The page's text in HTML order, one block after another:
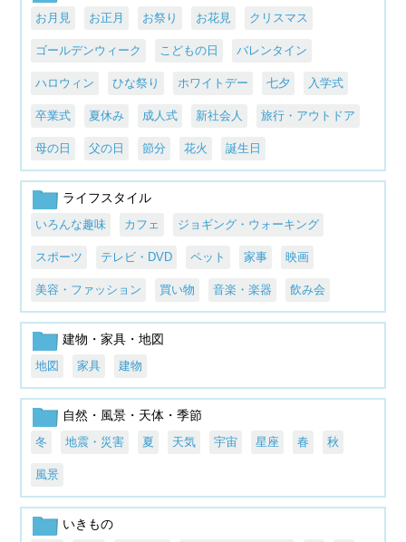
お月見 お正月 お祭り お花見 クリスマス
ゴールデンウィーク こどもの日 バレンタイン
ハロウィン ひな祭り ホワイトデー 七夕 入学式
卒業式 夏休み 成人式 新社会人 旅行・アウトドア
母の日 父の日 節分 花火 誕生日
ライフスタイル
いろんな趣味 カフェ ジョギング・ウォーキング
スポーツ テレビ・DVD ペット 家事 映画
美容・ファッション 買い物 音楽・楽器 飲み会
建物・家具・地図
地図 家具 建物
自然・風景・天体・季節
冬 地震・災害 夏 天気 宇宙 星座 春 秋
風景
いきもの